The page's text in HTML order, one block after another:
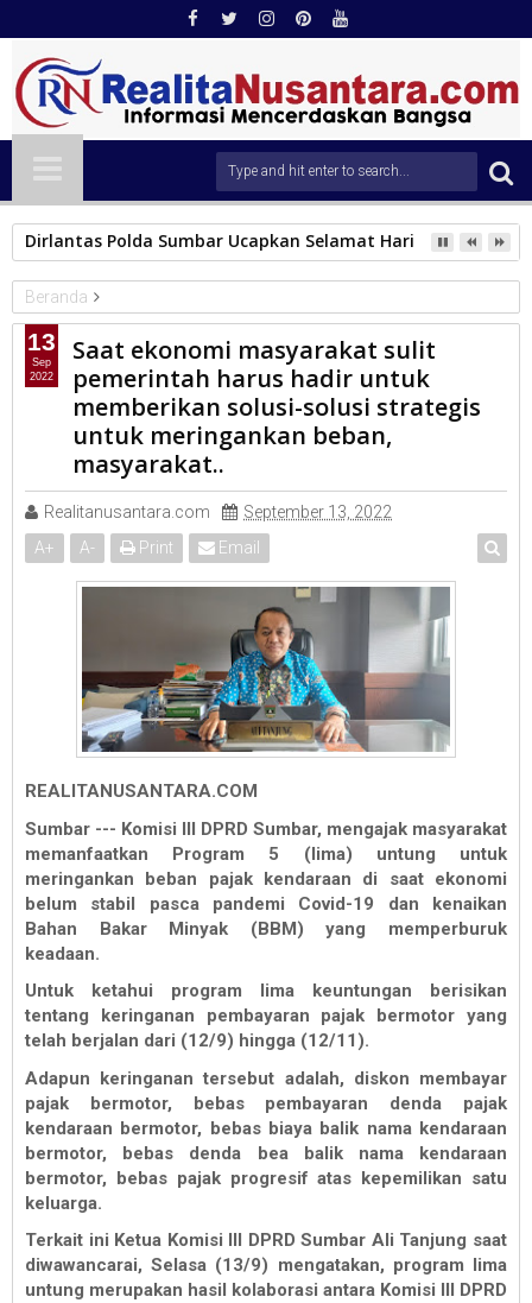
Dirlantas Polda Sumbar Ucapkan Selamat Hari Dharma
Beranda
DPRD Sumbar
Saat ekonomi masyarakat sulit pemerintah harus hadir untuk
memberikan solusi-solusi strategis untuk meringankan beban,
masyarakat..
Saat ekonomi masyarakat sulit
pemerintah harus hadir untuk
memberikan solusi-solusi strategis
untuk meringankan beban,
masyarakat..
Realitanusantara.com
September 13, 2022
A+ A- Print Email
REALITANUSANTARA.COM
Sumbar --- Komisi III DPRD Sumbar, mengajak masyarakat
memanfaatkan Program 5 (lima) untung untuk
meringankan beban pajak kendaraan di saat ekonomi
belum stabil pasca pandemi Covid-19 dan kenaikan
Bahan Bakar Minyak (BBM) yang memperburuk
keadaan.
Untuk ketahui program lima keuntungan berisikan
tentang keringanan pembayaran pajak bermotor yang
telah berjalan dari (12/9) hingga (12/11).
Adapun keringanan tersebut adalah, diskon membayar
pajak bermotor, bebas pembayaran denda pajak
kendaraan bermotor, bebas biaya balik nama kendaraan
bermotor, bebas denda bea balik nama kendaraan
bermotor, bebas pajak progresif atas kepemilikan satu
keluarga.
Terkait ini Ketua Komisi III DPRD Sumbar Ali Tanjung saat
diwawancarai, Selasa (13/9) mengatakan, program lima
untung merupakan hasil kolaborasi antara Komisi III DPRD
13
Sep
2022